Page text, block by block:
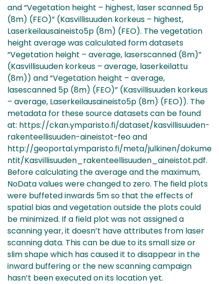
and “Vegetation height – highest, laser scanned 5p
(8m) (FEO)” (Kasvillisuuden korkeus – highest,
Laserkeilausaineisto5p (8m) (FEO). The vegetation
height average was calculated form datasets
“Vegetation height – average, laserscanned (8m)”
(Kasvillisuuden korkeus – average, laserkeilattu
(8m)) and “Vegetation height – average,
lasescanned 5p (8m) (FEO)” (Kasvillisuuden korkeus
– average, Laserkeilausaineisto5p (8m) (FEO)). The
metadata for these source datasets can be found
at: https://ckan.ymparisto.fi/dataset/kasvillisuuden-
rakenteellisuuden-aineistot-feo and
http://geoportal.ymparisto.fi/meta/julkinen/dokume
ntit/Kasvillisuuden_rakenteellisuuden_aineistot.pdf.
Before calculating the average and the maximum,
NoData values were changed to zero. The field plots
were buffeted inwards 5m so that the effects of
spatial bias and vegetation outside the plots could
be minimized. If a field plot was not assigned a
scanning year, it doesn’t have attributes from laser
scanning data. This can be due to its small size or
slim shape which has caused it to disappear in the
inward buffering or the new scanning campaign
hasn’t been executed on its location yet.